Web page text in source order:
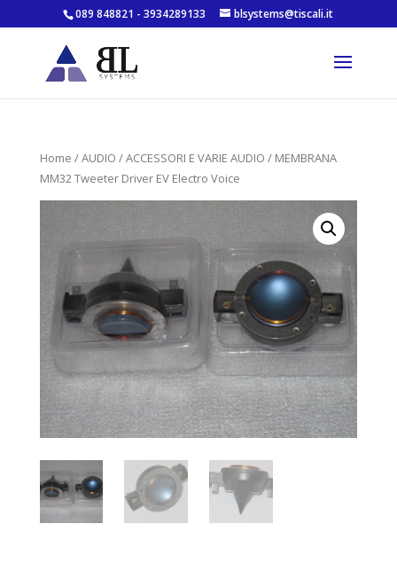
089 848821 - 3934289133 blsystems@tiscali.it
Home /AUDIO /ACCESSORI E VARIE AUDIO / MEMBRANA
MM32 Tweeter Driver EV Electro Voice